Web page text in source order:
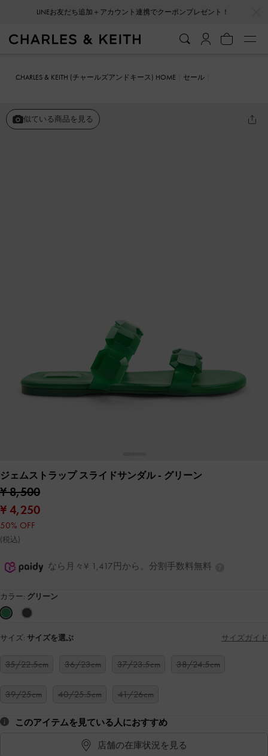
CHARLES & KEITH (チャールズアンドキース) HOME
セール
似ている商品を見る
ジェムストラップ スライドサンダル- グリーン
¥ 8,500
¥ 4,250
50% OFF
(税込)
なら月々¥ 1,417円から。分割手数料無料
カラー: グリーン
サイズ: サイズを選ぶ サイズガイド
35/22.5cm 36/23cm 37/23.5cm 38/24.5cm
39/25cm 40/25.5cm 41/26cm
このアイテムを見ている人におすすめ
店舗の在庫状況を見る